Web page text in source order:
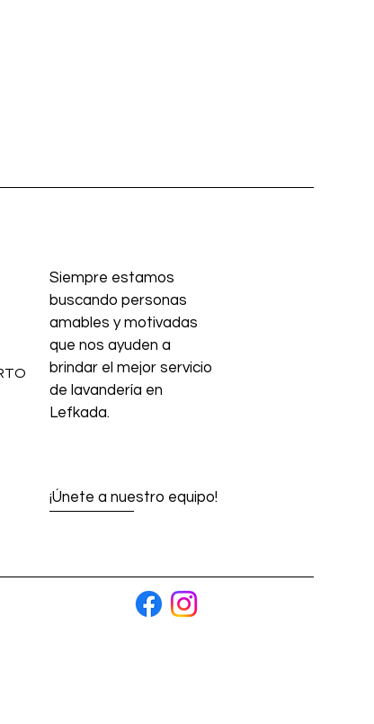
Siempre estamos
buscando personas
amables y motivadas
que nos ayuden a
brindar el mejor servicio
de lavandería en
Lefkada.
¡Únete a nuestro equipo!